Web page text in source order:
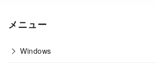
メニュー
Windows